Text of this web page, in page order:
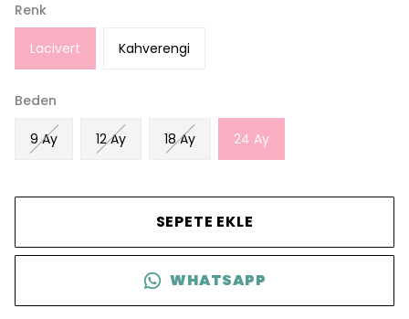
Renk
Lacivert Kahverengi
Beden
9 Ay 12 Ay 18 Ay 24 Ay
SEPETE EKLE
WHATSAPP